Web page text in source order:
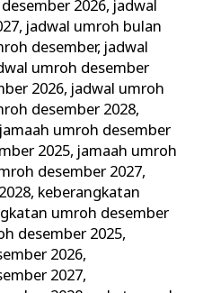
2026, jadwal
, jadwal umroh bulan
desember, jadwal
umroh desember
2026, jadwal umroh
desember 2028,
jamaah umroh desember
2025, jamaah umroh
desember 2027,
, keberangkatan
umroh desember
desember 2025,
2026,
2027,